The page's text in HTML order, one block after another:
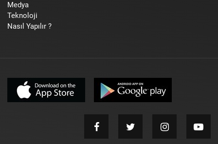
Medya
Teknoloji
Nasıl Yapılır ?